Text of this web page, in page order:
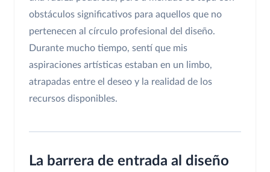
obstáculos significativos para aquellos que no
pertenecen al círculo profesional del diseño.
Durante mucho tiempo, sentí que mis
aspiraciones artísticas estaban en un limbo,
atrapadas entre el deseo y la realidad de los
recursos disponibles.
La barrera de entrada al diseño